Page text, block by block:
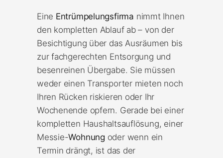
Eine Entrümpelungsfirma nimmt Ihnen
den kompletten Ablauf ab – von der
Besichtigung über das Ausräumen bis
zur fachgerechten Entsorgung und
besenreinen Übergabe. Sie müssen
weder einen Transporter mieten noch
Ihren Rücken riskieren oder Ihr
Wochenende opfern. Gerade bei einer
kompletten Haushaltsauflösung, einer
Messie-Wohnung oder wenn ein
Termin drängt, ist das der